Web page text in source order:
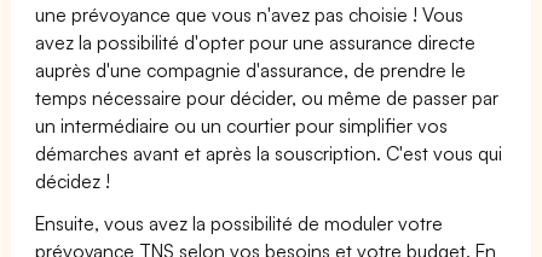
une prévoyance que vous n'avez pas choisie ! Vous
avez la possibilité d'opter pour une assurance directe
auprès d'une compagnie d'assurance, de prendre le
temps nécessaire pour décider, ou même de passer par
un intermédiaire ou un courtier pour simplifier vos
démarches avant et après la souscription. C'est vous qui
décidez !
Ensuite, vous avez la possibilité de moduler votre
prévoyance TNS selon vos besoins et votre budget. En